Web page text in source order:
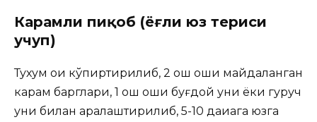
Карамли пиқоб (ёғли юз териси
учуп)
Тухум оқи кўпиртирилиб, 2 ош қошиқ майдаланган
карам барглари, 1 ош қошиқ буғдой уни ёки гуруч
уни билан аралаштирилиб, 5-10 дақиқага юзга